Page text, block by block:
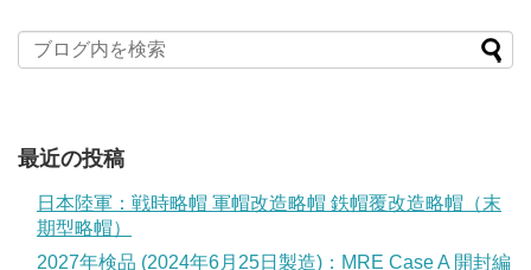
最近の投稿
日本陸軍：戦時略帽 軍帽改造略帽 鉄帽覆改造略帽（末
期型略帽）
2027年検品 (2024年6月25日製造)：MRE Case A 開封編